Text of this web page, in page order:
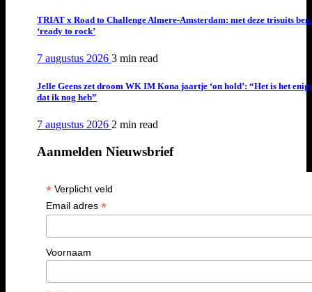
TRIAT x Road to Challenge Almere-Amsterdam: met deze trisuits ben
‘ready to rock’
7 augustus 2026 3 min read
Jelle Geens zet droom WK IM Kona jaartje ‘on hold’: “Het is het
dat ik nog heb”
7 augustus 2026 2 min read
Aanmelden Nieuwsbrief
*Verplicht veld
Email adres *
Voornaam